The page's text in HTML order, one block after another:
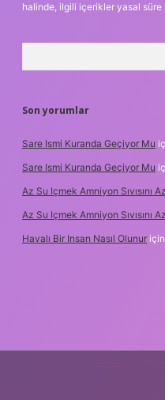
halinde, ilgili içerikler yasal süre
Son yorumlar
Sare Ismi Kuranda Geçiyor Mu
Sare Ismi Kuranda Geçiyor Mu
Az Su Içmek Amniyon Sıvısını
Az Su Içmek Amniyon Sıvısını
Havalı Bir Insan Nasıl Olunur için